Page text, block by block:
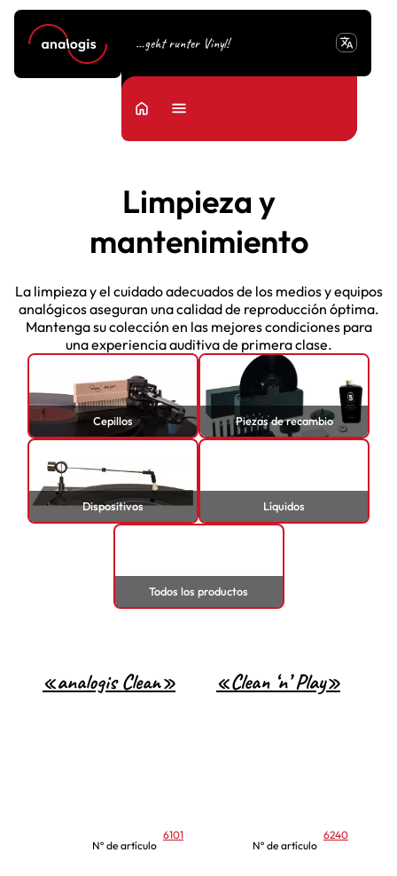
…geht runter Vinyl! translate
home Menu
Limpieza y
mantenimiento
La limpieza y el cuidado adecuados de los medios y equipos
analógicos aseguran una calidad de reproducción óptima.
Mantenga su colección en las mejores condiciones para
una experiencia auditiva de primera clase.
Cepillos Piezas de recambio
Dispositivos Líquidos
Todos los productos
«analogis Clean»
Nº de artículo
6101
«Clean ‘n’ Play»
Nº de artículo
6240